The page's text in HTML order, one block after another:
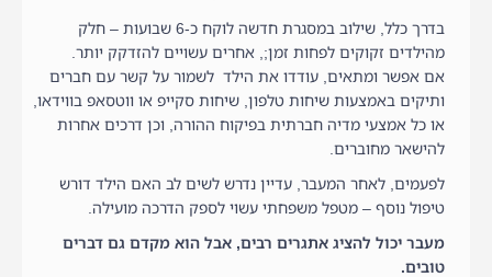
בדרך כלל, שילוב במסגרת חדשה לוקח כ-6 שבועות – חלק
מהילדים זקוקים לפחות זמן;, אחרים עשויים להזדקק יותר.
אם אפשר ומתאים, עודדו את הילד לשמור על קשר עם חברים
ותיקים באמצעות שיחות טלפון, שיחות סקייפ או ווטסאפ בווידאו,
או כל אמצעי מדיה חברתית בפיקוח ההורה, וכן דרכים אחרות
להישאר מחוברים.
לפעמים, לאחר המעבר, עדיין נדרש לשים לב האם הילד דורש
טיפול נוסף – מטפל משפחתי עשוי לספק הדרכה מועילה.
מעבר יכול להציג אתגרים רבים, אבל הוא מקדם גם דברים
טובים.